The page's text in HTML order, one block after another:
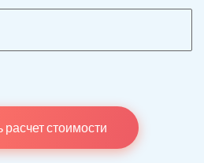
расчет стоимости